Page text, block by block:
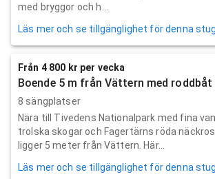
med bryggor och h...
Läs mer och se tillgänglighet för denna
Från 4 800 kr per vecka
Boende 5 m från Vättern med roddbåt
8 sängplatser
Nära till Tivedens Nationalpark med fina
trolska skogar och Fagertärns röda
ligger 5 meter från Vättern. Här...
Läs mer och se tillgänglighet för denna